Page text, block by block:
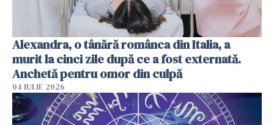
Alexandra, o tânără românca din Italia, a
murit la cinci zile după ce a fost externată.
Anchetă pentru omor din culpă
04 IULIE 2026